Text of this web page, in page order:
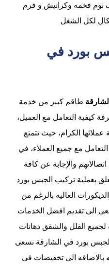
فخمه وكرانيش و فرم
لكل الشغل
بورد في
طاقم كبير من خدمة
كيفية التعامل مع العميل،
الكرام، حيث تتمتع
مع جميع العملاء، في
والإجابة عن كافة
بعملية تركيب الجبس بورد
العاليه بالرغم من
الى تقديم افضل الخدمات
لجميع الفلل والشقق دهانات
الجبس بورد في الشارقة نسعى
بالاضافه الى تخفيضات فى